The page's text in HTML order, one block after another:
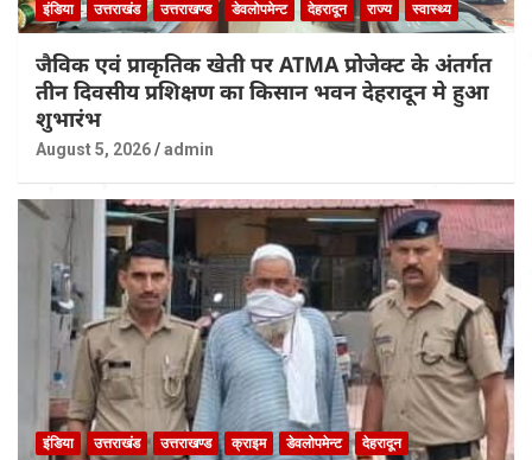
इंडिया उत्तराखंड उत्तराखण्ड डेवलोपमेन्ट देहरादून राज्य स्वास्थ्य
जैविक एवं प्राकृतिक खेती पर ATMA प्रोजेक्ट के अंतर्गत
तीन दिवसीय प्रशिक्षण का किसान भवन देहरादून मे हुआ
शुभारंभ
August 5, 2026 admin
इंडिया उत्तराखंड उत्तराखण्ड क्राइम डेवलोपमेन्ट
देहरादून